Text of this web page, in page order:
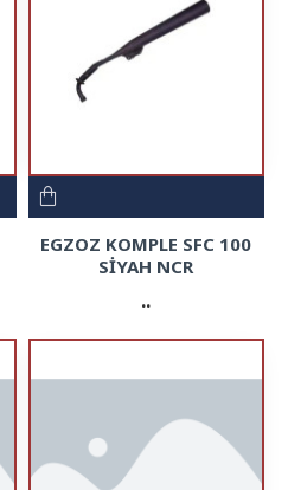
EGZOZ KOMPLE SFC 100
SİYAH NCR
..